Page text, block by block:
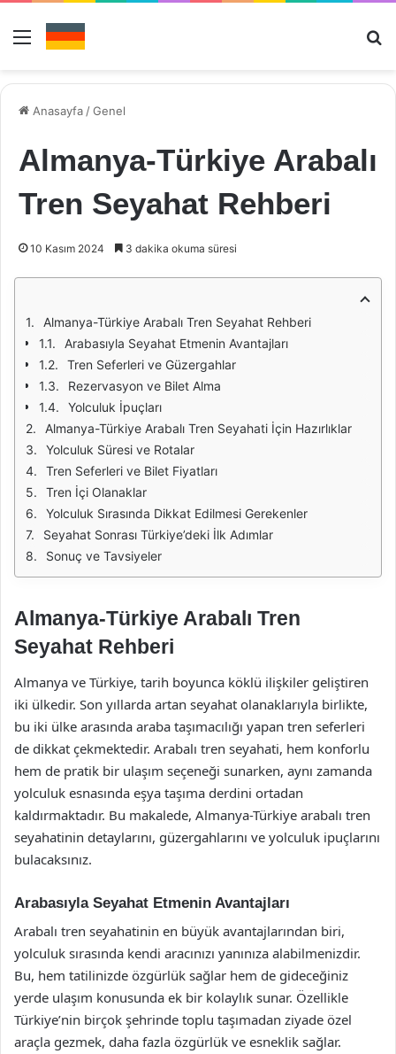
Menü
Anasayfa /Genel
Almanya-Türkiye Arabalı
Tren Seyahat Rehberi
10 Kasım 2024 3 dakika okuma süresi
Almanya-Türkiye Arabalı Tren Seyahat Rehberi
Arabasıyla Seyahat Etmenin Avantajları
Tren Seferleri ve Güzergahlar
Rezervasyon ve Bilet Alma
Yolculuk İpuçları
Almanya-Türkiye Arabalı Tren Seyahati İçin Hazırlıklar
Yolculuk Süresi ve Rotalar
Tren Seferleri ve Bilet Fiyatları
Tren İçi Olanaklar
Yolculuk Sırasında Dikkat Edilmesi Gerekenler
Seyahat Sonrası Türkiye’deki İlk Adımlar
Sonuç ve Tavsiyeler
Almanya-Türkiye Arabalı Tren
Seyahat Rehberi
Almanya ve Türkiye, tarih boyunca köklü ilişkiler geliştiren
iki ülkedir. Son yıllarda artan seyahat olanaklarıyla birlikte,
bu iki ülke arasında araba taşımacılığı yapan tren seferleri
de dikkat çekmektedir. Arabalı tren seyahati, hem konforlu
hem de pratik bir ulaşım seçeneği sunarken, aynı zamanda
yolculuk esnasında eşya taşıma derdini ortadan
kaldırmaktadır. Bu makalede, Almanya-Türkiye arabalı tren
seyahatinin detaylarını, güzergahlarını ve yolculuk ipuçlarını
bulacaksınız.
Arabasıyla Seyahat Etmenin Avantajları
Arabalı tren seyahatinin en büyük avantajlarından biri,
yolculuk sırasında kendi aracınızı yanınıza alabilmenizdir.
Bu, hem tatilinizde özgürlük sağlar hem de gideceğiniz
yerde ulaşım konusunda ek bir kolaylık sunar. Özellikle
Türkiye’nin birçok şehrinde toplu taşımadan ziyade özel
araçla gezmek, daha fazla özgürlük ve esneklik sağlar.